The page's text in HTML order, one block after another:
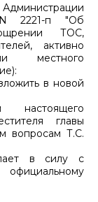
2221-п "Об
ТОС,
активно
местного
в новой
главы
вопросам Т.С.
в силу с